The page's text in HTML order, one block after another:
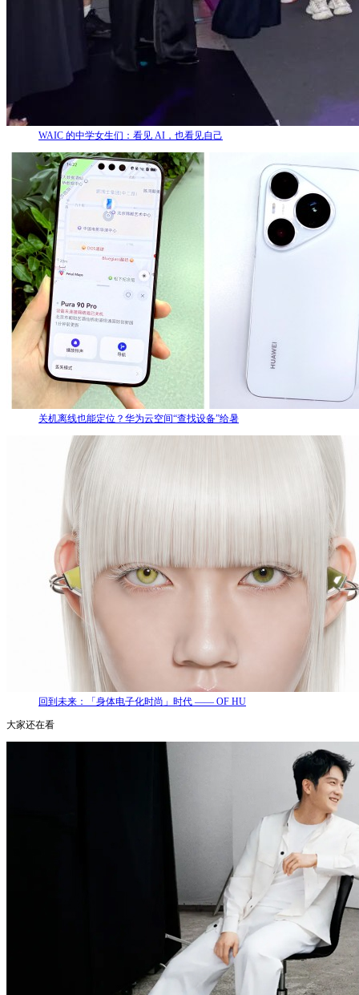
WAIC 的中学女生们：看见 AI，也看见自己
关机离线也能定位？华为云空间“查找设备”给暑
回到未来：「身体电子化时尚」时代 —— OF HU
大家还在看